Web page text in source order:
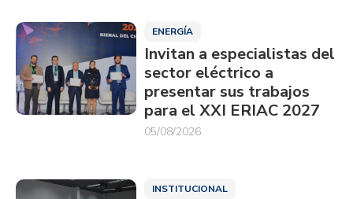
ENERGÍA
Invitan a especialistas del
sector eléctrico a
presentar sus trabajos
para el XXI ERIAC 2027
05/08/2026
INSTITUCIONAL